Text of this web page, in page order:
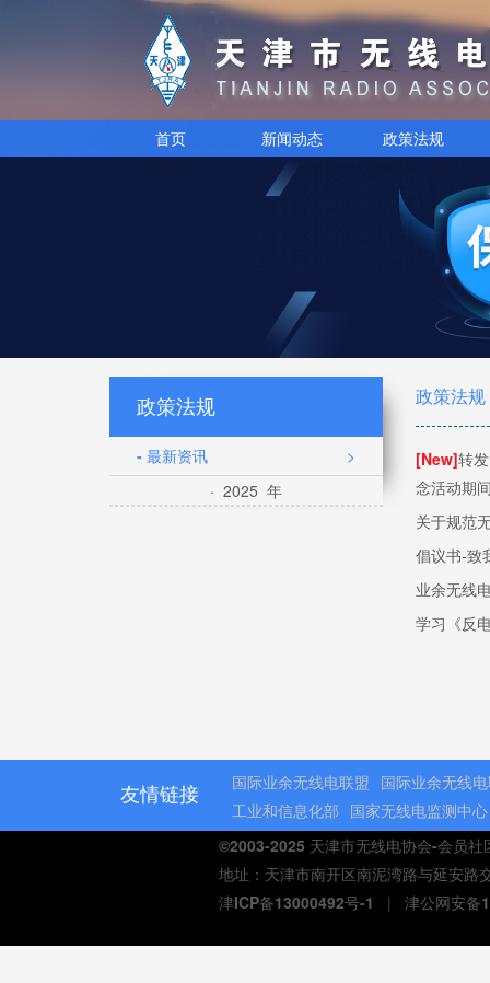
首页 新闻动态 政策法规
政策法规
- 最新资讯
>
· 2025 年
政策法规
[New]转
念活动期
关于规范
倡议书-致
业余无线
学习《反
友情链接 国际业余无线电联盟 国际业余无线
工业和信息化部 国家无线电监测中心
©2003-2025 天津市无线电协会-会员社
地址：天津市南开区南泥湾路与延安
津ICP备13000492号-1 | 津公网安备